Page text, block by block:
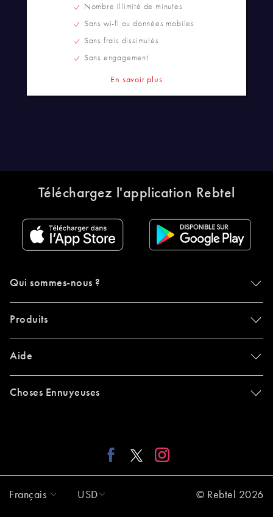
Nombre illimité de minutes
Sans wi-fi ou données mobiles
Sans frais dissimulés
Sans engagement
En savoir plus
Téléchargez l'application Rebtel
Qui sommes-nous ?
Produits
Aide
Choses Ennuyeuses
Français USD © Rebtel 2026